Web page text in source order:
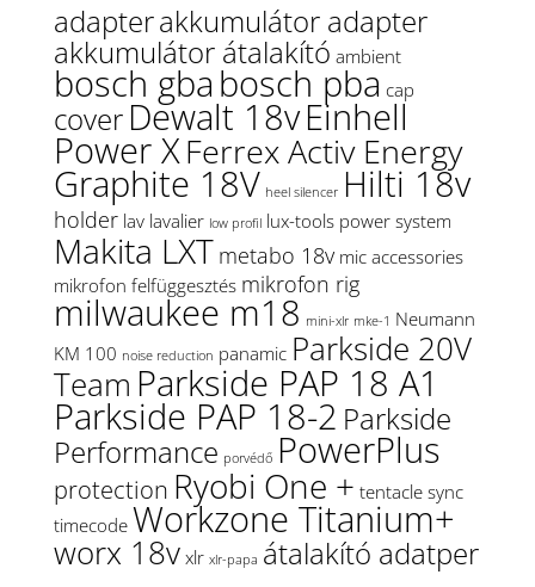
adapterakkumulátor adapter
akkumulátor átalakító ambient
bosch gba bosch pba cap
cover Dewalt 18vEinhell
Power XFerrex Activ Energy
Graphite 18V heel silencer Hilti 18v
holder lav lavalier low profil lux-tools power system
Makita LXT metabo 18v mic accessories
mikrofon felfüggesztés mikrofon rig
milwaukee m18 mini-xlr mke-1 Neumann
KM 100 noise reduction panamic Parkside 20V
Team Parkside PAP 18 A1
Parkside PAP 18-2 Parkside
Performance porvédő PowerPlus
protection Ryobi One + tentacle sync
timecode Workzone Titanium+
worx 18v xlr xlr-papa átalakító adatper